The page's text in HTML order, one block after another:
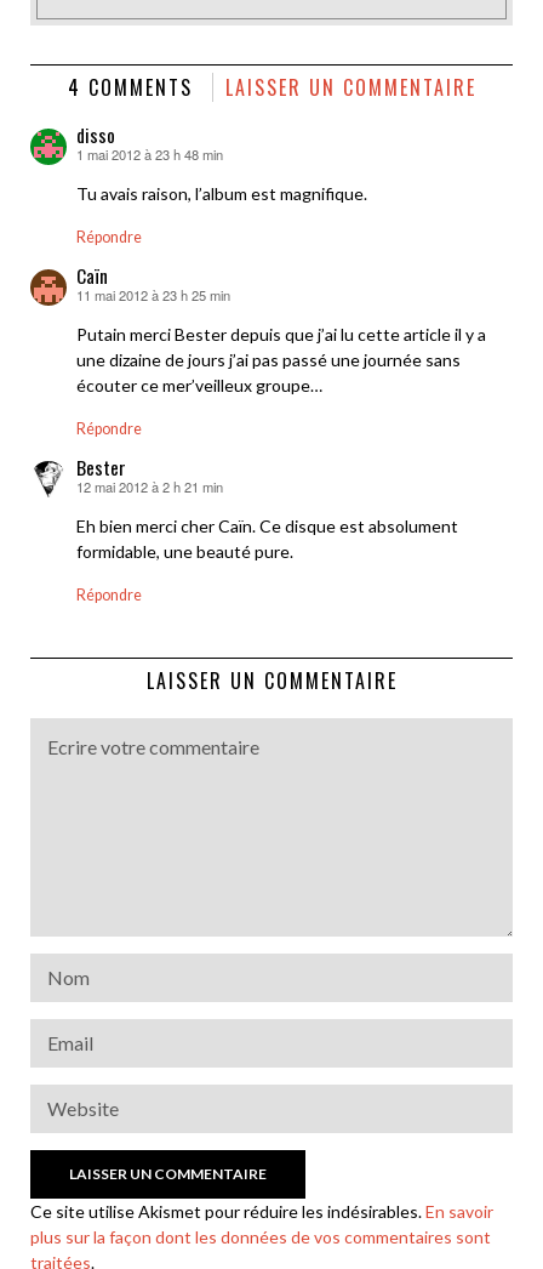
4 COMMENTS LAISSER UN COMMENTAIRE
disso
dit :
1 mai 2012 à 23 h 48 min
Tu avais raison, l’album est magnifique.
Répondre
Caïn
dit :
11 mai 2012 à 23 h 25 min
Putain merci Bester depuis que j’ai lu cette article il y a
une dizaine de jours j’ai pas passé une journée sans
écouter ce mer’veilleux groupe…
Répondre
Bester
dit :
12 mai 2012 à 2 h 21 min
Eh bien merci cher Caïn. Ce disque est absolument
formidable, une beauté pure.
Répondre
LAISSER UN COMMENTAIRE
Ce site utilise Akismet pour réduire les indésirables.En savoir
plus sur la façon dont les données de vos commentaires sont
traitées.